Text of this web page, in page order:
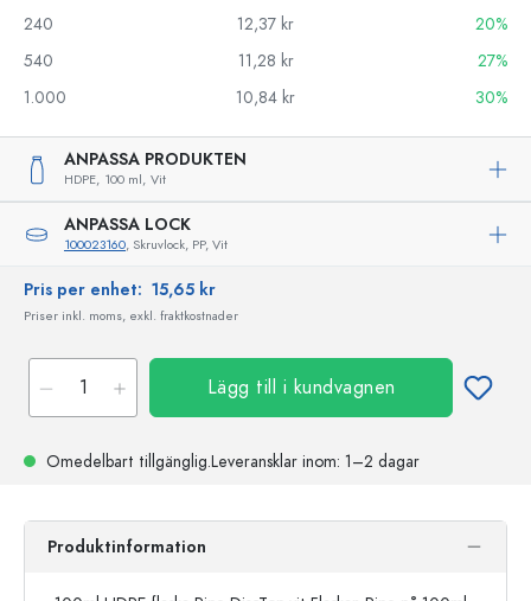
240
12,37 kr
20%
540
11,28 kr
27%
1.000
10,84 kr 30%
ANPASSA PRODUKTEN
HDPE, 100 ml, Vit
ANPASSA LOCK
100023160, Skruvlock, PP, Vit
Pris per enhet: 15,65 kr
Priser inkl. moms, exkl. fraktkostnader
Lägg till i kundvagnen
Omedelbart tillgänglig.Leveransklar inom: 1–2 dagar
Produktinformation